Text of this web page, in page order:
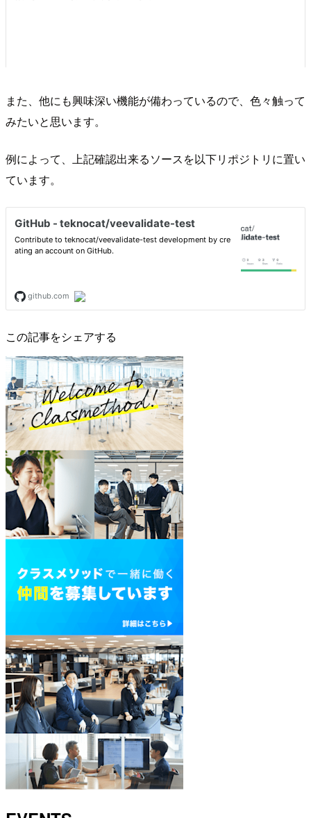
また、他にも興味深い機能が備わっているので、色々触って
みたいと思います。
例によって、上記確認出来るソースを以下リポジトリに置い
ています。
この記事をシェアする